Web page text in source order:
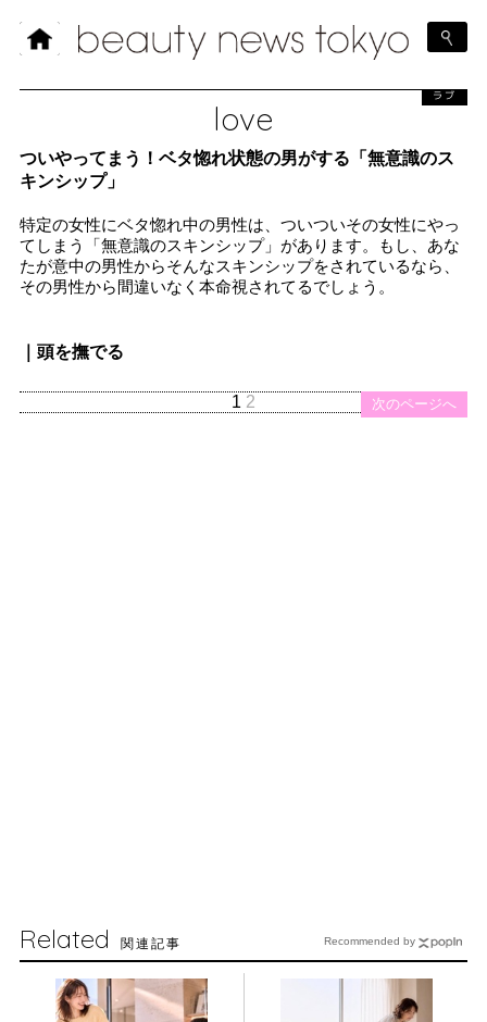
love
ラブ
ついやってまう！ベタ惚れ状態の男がする「無意識のス
キンシップ」
特定の女性にベタ惚れ中の男性は、ついついその女性にやっ
てしまう「無意識のスキンシップ」があります。もし、あな
たが意中の男性からそんなスキンシップをされているなら、
その男性から間違いなく本命視されてるでしょう。
｜頭を撫でる
次のページへ
1 2
Related 関連記事 Recommended by